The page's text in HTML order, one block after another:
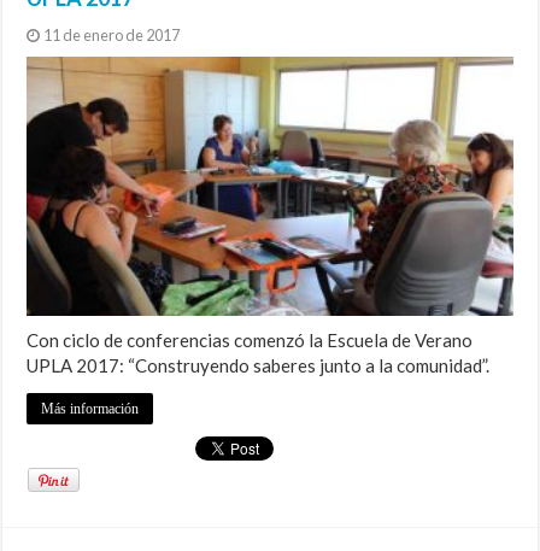
11 de enero de 2017
Con ciclo de conferencias comenzó la Escuela de Verano
UPLA 2017: “Construyendo saberes junto a la comunidad”.
Más información